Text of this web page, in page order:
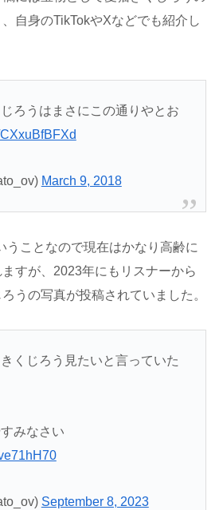
自身のTikTokやXなどでも紹介し
ろうはまさにこの通りやとお
March 9, 2018
うことなので現在はかなり高齢に
すが、2023年にもリスナーから
うの写真が投稿されていました。
くじろう見たいと言っていた
みなさい
September 8, 2023